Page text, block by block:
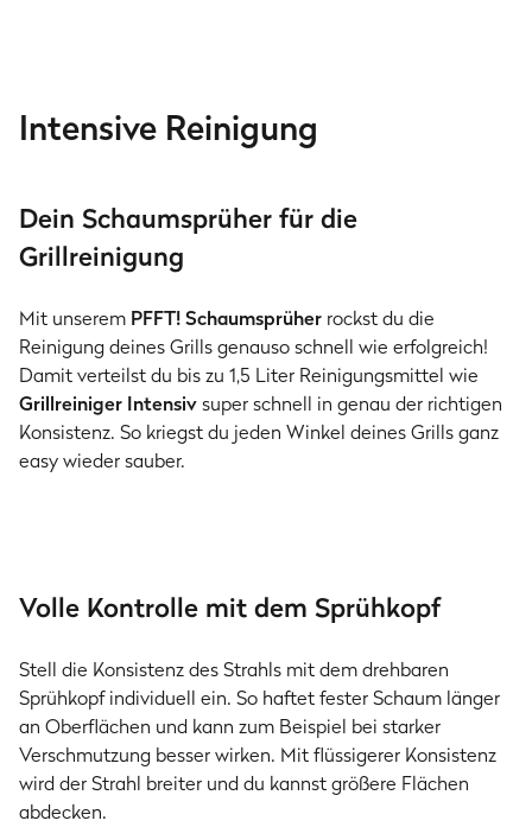
Intensive Reinigung
Dein Schaumsprüher für die
Grillreinigung
Mit unserem PFFT! Schaumsprüher rockst du die
Reinigung deines Grills genauso schnell wie erfolgreich!
Damit verteilst du bis zu 1,5 Liter Reinigungsmittel wie
Grillreiniger Intensivsuper schnell in genau der richtigen
Konsistenz. So kriegst du jeden Winkel deines Grills ganz
easy wieder sauber.
Volle Kontrolle mit dem Sprühkopf
Stell die Konsistenz des Strahls mit dem drehbaren
Sprühkopf individuell ein. So haftet fester Schaum länger
an Oberflächen und kann zum Beispiel bei starker
Verschmutzung besser wirken. Mit flüssigerer Konsistenz
wird der Strahl breiter und du kannst größere Flächen
abdecken.